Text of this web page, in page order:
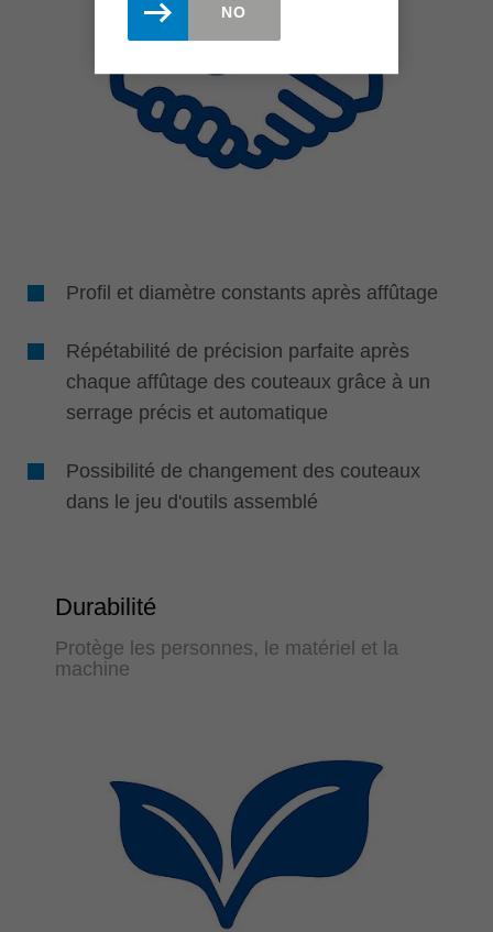
Profil et diamètre constants après affûtage
Répétabilité de précision parfaite après
chaque affûtage des couteaux grâce à un
serrage précis et automatique
Possibilité de changement des couteaux
dans le jeu d'outils assemblé
Durabilité
Protège les personnes, le matériel et la
machine
NO